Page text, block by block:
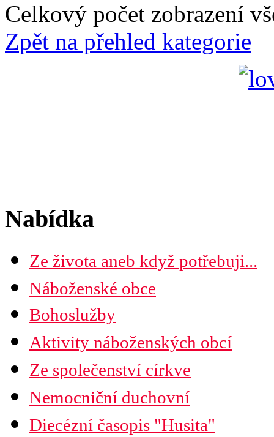
Celkový počet zobrazení
Zpět na přehled kategorie
Nabídka
Ze života aneb když potřebuji...
Náboženské obce
Mapa diecéze
Bohoslužby
Aktivity náboženských obcí
Ze společenství církve
Nemocniční duchovní
Diecézní časopis "Husita"